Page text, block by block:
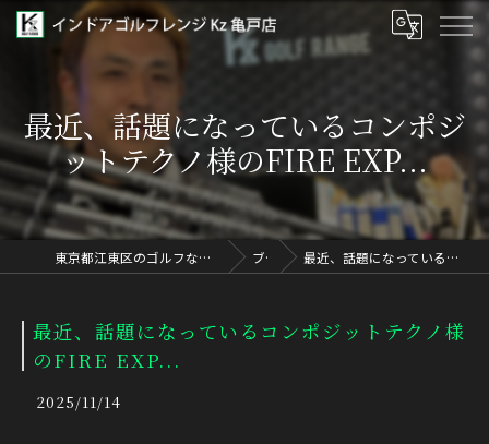
最近、話題になっているコンポジ
ットテクノ様のFIRE EXP...
東京都江東区のゴルフならインドアゴルフレンジ Kz 亀戸店 ブログ 最近、話題になっているコンポジットテクノ様のFIRE EXP...
最近、話題になっているコンポジットテクノ様
のFIRE EXP...
2025/11/14